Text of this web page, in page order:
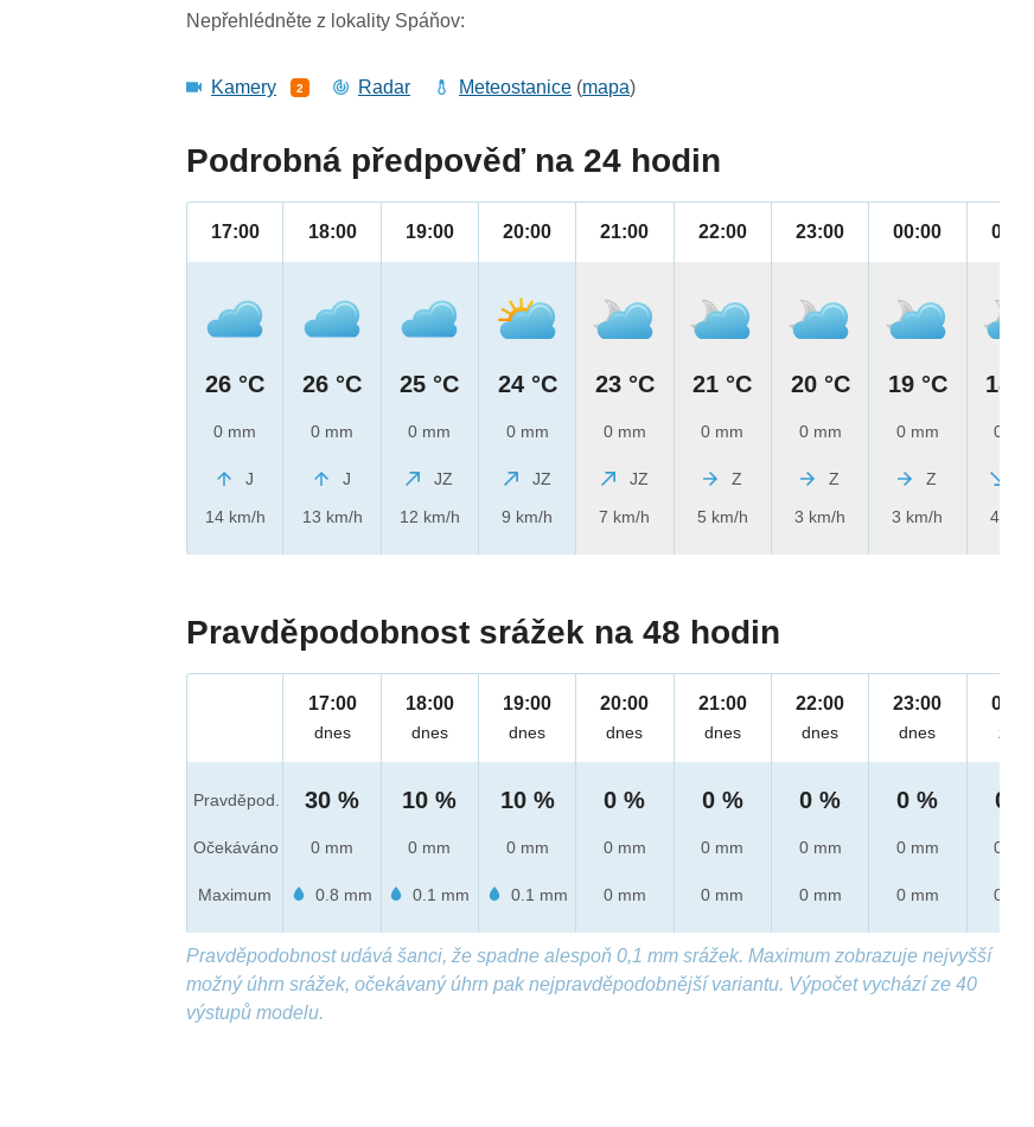
Nepřehlédněte z lokality Spáňov:
Kamery 2 Radar Meteostanice (mapa)
Podrobná předpověď na 24 hodin
17:00
26 °C
0 mm
J
14 km/h
18:00
26 °C
0 mm
J
13 km/h
19:00
25 °C
0 mm
JZ
12 km/h
20:00
24 °C
0 mm
JZ
9 km/h
21:00
23 °C
0 mm
JZ
7 km/h
22:00
21 °C
0 mm
Z
5 km/h
23:00
20 °C
0 mm
Z
3 km/h
00:00
19 °C
0 mm
Z
3 km/h
01:00
18 °C
0 mm
4 km/h
Pravděpodobnost srážek na 48 hodin
Pravděpod.
Očekáváno
Maximum
17:00
dnes
30 %
0 mm
0.8 mm
18:00
dnes
10 %
0 mm
0.1 mm
19:00
dnes
10 %
0 mm
0.1 mm
20:00
dnes
0 %
0 mm
0 mm
21:00
dnes
0 %
0 mm
0 mm
22:00
dnes
0 %
0 mm
0 mm
23:00
dnes
0 %
0 mm
0 mm
00:00
zítra
0 %
0 mm
0 mm
Pravděpodobnost udává šanci, že spadne alespoň 0,1 mm srážek. Maximum zobrazuje nejvyšší
možný úhrn srážek, očekávaný úhrn pak nejpravděpodobnější variantu. Výpočet vychází ze 40
výstupů modelu.